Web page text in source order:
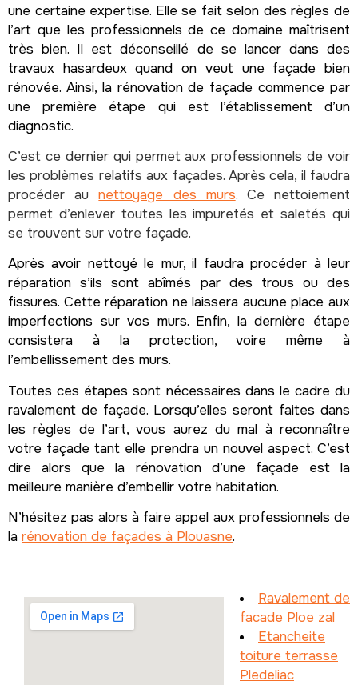
une certaine expertise. Elle se fait selon des règles de
l’art que les professionnels de ce domaine maîtrisent
très bien. Il est déconseillé de se lancer dans des
travaux hasardeux quand on veut une façade bien
rénovée. Ainsi, la rénovation de façade commence par
une première étape qui est l’établissement d’un
diagnostic.
C’est ce dernier qui permet aux professionnels de voir
les problèmes relatifs aux façades. Après cela, il faudra
procéder aunettoyage des murs. Ce nettoiement
permet d’enlever toutes les impuretés et saletés qui
se trouvent sur votre façade.
Après avoir nettoyé le mur, il faudra procéder à leur
réparation s’ils sont abîmés par des trous ou des
fissures. Cette réparation ne laissera aucune place aux
imperfections sur vos murs. Enfin, la dernière étape
consistera à la protection, voire même à
l’embellissement des murs.
Toutes ces étapes sont nécessaires dans le cadre du
ravalement de façade. Lorsqu’elles seront faites dans
les règles de l’art, vous aurez du mal à reconnaître
votre façade tant elle prendra un nouvel aspect. C’est
dire alors que la rénovation d’une façade est la
meilleure manière d’embellir votre habitation.
N’hésitez pas alors à faire appel aux professionnels de
la rénovation de façades à Plouasne.
Ravalement de
facade Ploe zal
Etancheite
toiture terrasse
Pledeliac